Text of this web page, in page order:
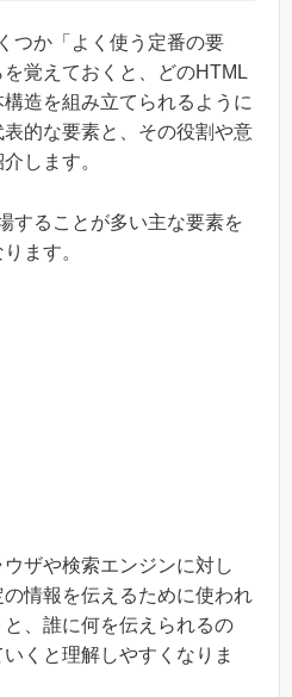
つか「よく使う定番の要
覚えておくと、どのHTML
造を組み立てられるように
的な要素と、その役割や意
します。
することが多い主な要素を
ます。
ザや検索エンジンに対し
情報を伝えるために使われ
、誰に何を伝えられるの
くと理解しやすくなりま